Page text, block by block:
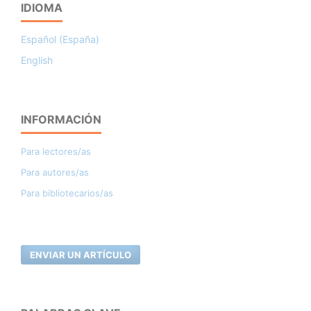
IDIOMA
Español (España)
English
INFORMACIÓN
Para lectores/as
Para autores/as
Para bibliotecarios/as
ENVIAR UN ARTÍCULO